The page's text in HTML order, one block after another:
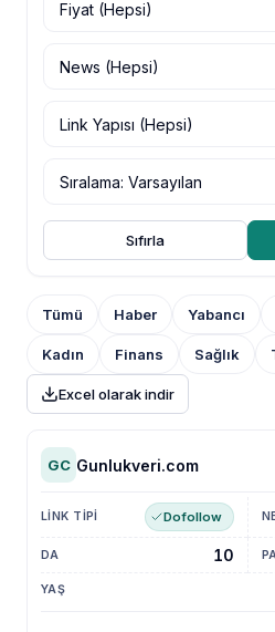
Sıfırla
Tümü Haber Yabancı
Kadın Finans Sağlık
Excel olarak indir
GC Gunlukveri.com
Dofollow
10